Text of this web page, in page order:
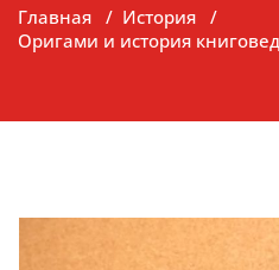
Главная / История /
Оригами и история